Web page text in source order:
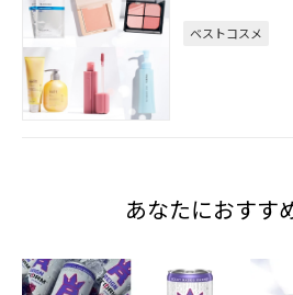
ベストコスメ
あなたにおすす